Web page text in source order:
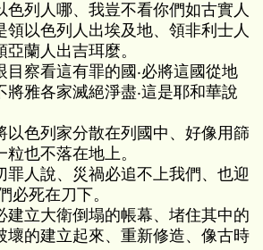
色列人哪、我豈不看你們如古實人
領以色列人出埃及地、領非利士人
蘭人出吉珥麼。
目察看這有罪的國‧必將這國從地
將雅各家滅絕淨盡‧這是耶和華說
以色列家分散在列國中、好像用篩
也不落在地上。
罪人說、災禍必追不上我們、也迎
必死在刀下。
建立大衛倒塌的帳幕、堵住其中的
壞的建立起來、重新修造、像古時